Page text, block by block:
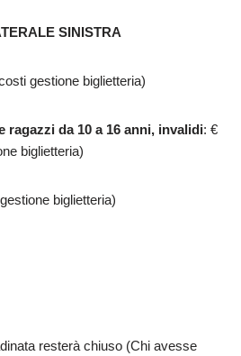
SINISTRA
gestione biglietteria)
ragazzi da 10 a 16 anni, invalidi: €
biglietteria)
biglietteria)
resterà chiuso (Chi avesse